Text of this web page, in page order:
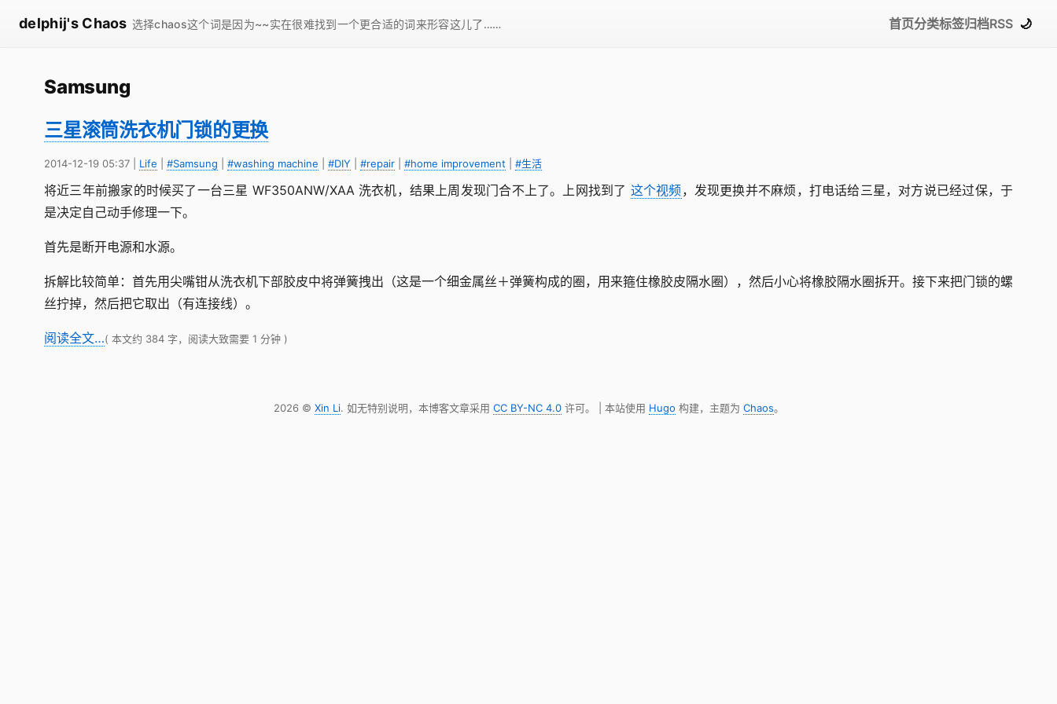
delphij's Chaos 选择chaos这个词是因为~~实在很难找到一个更合适的词来形容这儿了…… 首页分类标签归档RSS 🌙
Samsung
三星滚筒洗衣机门锁的更换
2014-12-19 05:37 Life #Samsung #washing machine #DIY #repair #home improvement #生活
将近三年前搬家的时候买了一台三星 WF350ANW/XAA 洗衣机，结果上周发现门合不上了。上网找到了 这个视频，发现更换并不麻烦，打电话给三星，对方说已经过保，于
是决定自己动手修理一下。
首先是断开电源和水源。
拆解比较简单：首先用尖嘴钳从洗衣机下部胶皮中将弹簧拽出（这是一个细金属丝＋弹簧构成的圈，用来箍住橡胶皮隔水圈），然后小心将橡胶隔水圈拆开。接下来把门锁的螺
丝拧掉，然后把它取出（有连接线）。
阅读全文…( 本文约 384 字，阅读大致需要 1 分钟 )
2026 © Xin Li. 如无特别说明，本博客文章采用 CC BY-NC 4.0许可。 | 本站使用 Hugo 构建，主题为 Chaos。